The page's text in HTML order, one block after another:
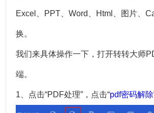
Excel、PPT、Word、Html、图片、
换。
我们来具体操作一下，打开转转大师
端。
1、点击“PDF处理”，点击“pdf密码解除